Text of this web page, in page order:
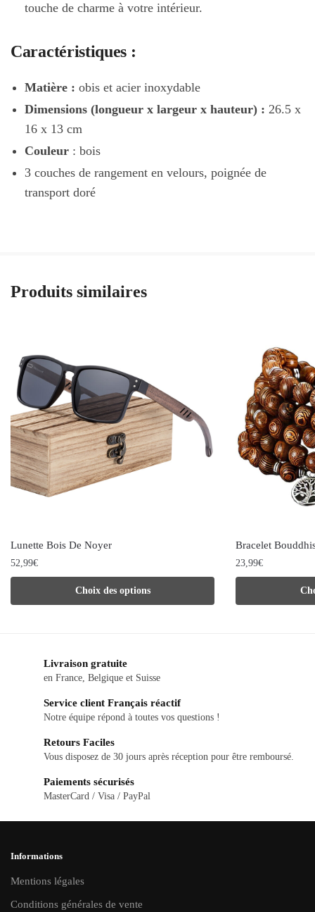
touche de charme à votre intérieur.
Caractéristiques :
Matière : obis et acier inoxydable
Dimensions (longueur x largeur x hauteur) : 26.5 x
16 x 13 cm
Couleur : bois
3 couches de rangement en velours, poignée de
transport doré
Produits similaires
Lunette Bois De Noyer
52,99€
Choix des options
produit
variations.
options
du
produit
Bracelet
23,99€
produit
être
Livraison gratuite
en France, Belgique et Suisse
Service client Français réactif
Notre équipe répond à toutes vos questions !
Retours Faciles
Vous disposez de 30 jours après réception pour être remboursé.
Paiements sécurisés
MasterCard / Visa / PayPal
Informations
Mentions légales
Conditions générales de vente